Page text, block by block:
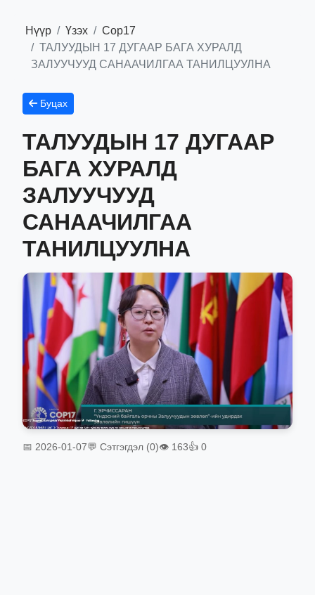
Нүүр Үзэх
Сор17
ТАЛУУДЫН 17 ДУГААР БАГА ХУРАЛД
ЗАЛУУЧУУД САНААЧИЛГАА ТАНИЛЦУУЛНА
Буцах
ТАЛУУДЫН 17 ДУГААР
БАГА ХУРАЛД
ЗАЛУУЧУУД
САНААЧИЛГАА
ТАНИЛЦУУЛНА
📅 2026-01-07💬 Сэтгэгдэл (0)👁 163👍 0